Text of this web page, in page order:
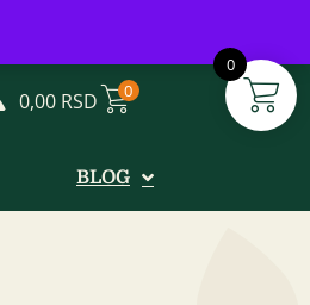
0
08-20h
0,00 RSD 0
BLOG